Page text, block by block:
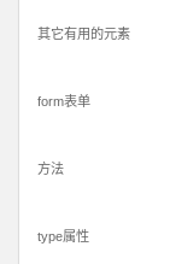
其它有用的元素
form表单
方法
type属性